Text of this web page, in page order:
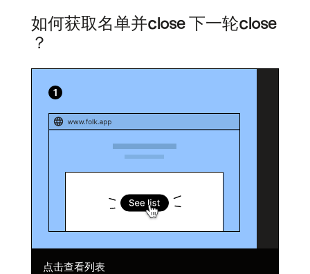
如何获取名单并close 下一轮close
？
点击查看列表